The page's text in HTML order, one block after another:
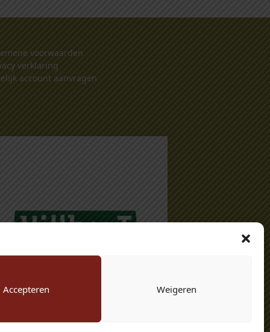
Accepteren Weigeren
voorwaarden
verklaring
account aanvragen